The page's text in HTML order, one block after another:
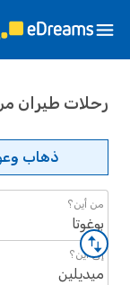
رحلات طيران
ذهاب
من أين؟
بوغوتا
إلى أين؟
ميديلين